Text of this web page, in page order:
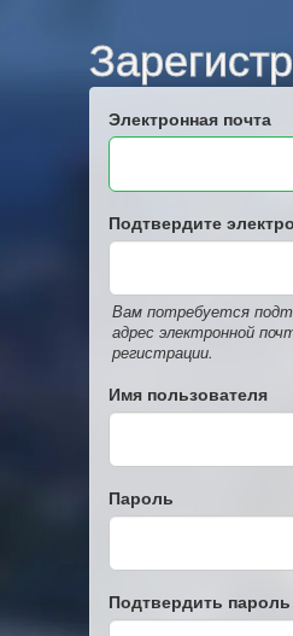
Электронная почта
Подтвердите
Вам потребуется
адрес электронной
регистрации.
Имя пользователя
Пароль
Подтвердить пароль